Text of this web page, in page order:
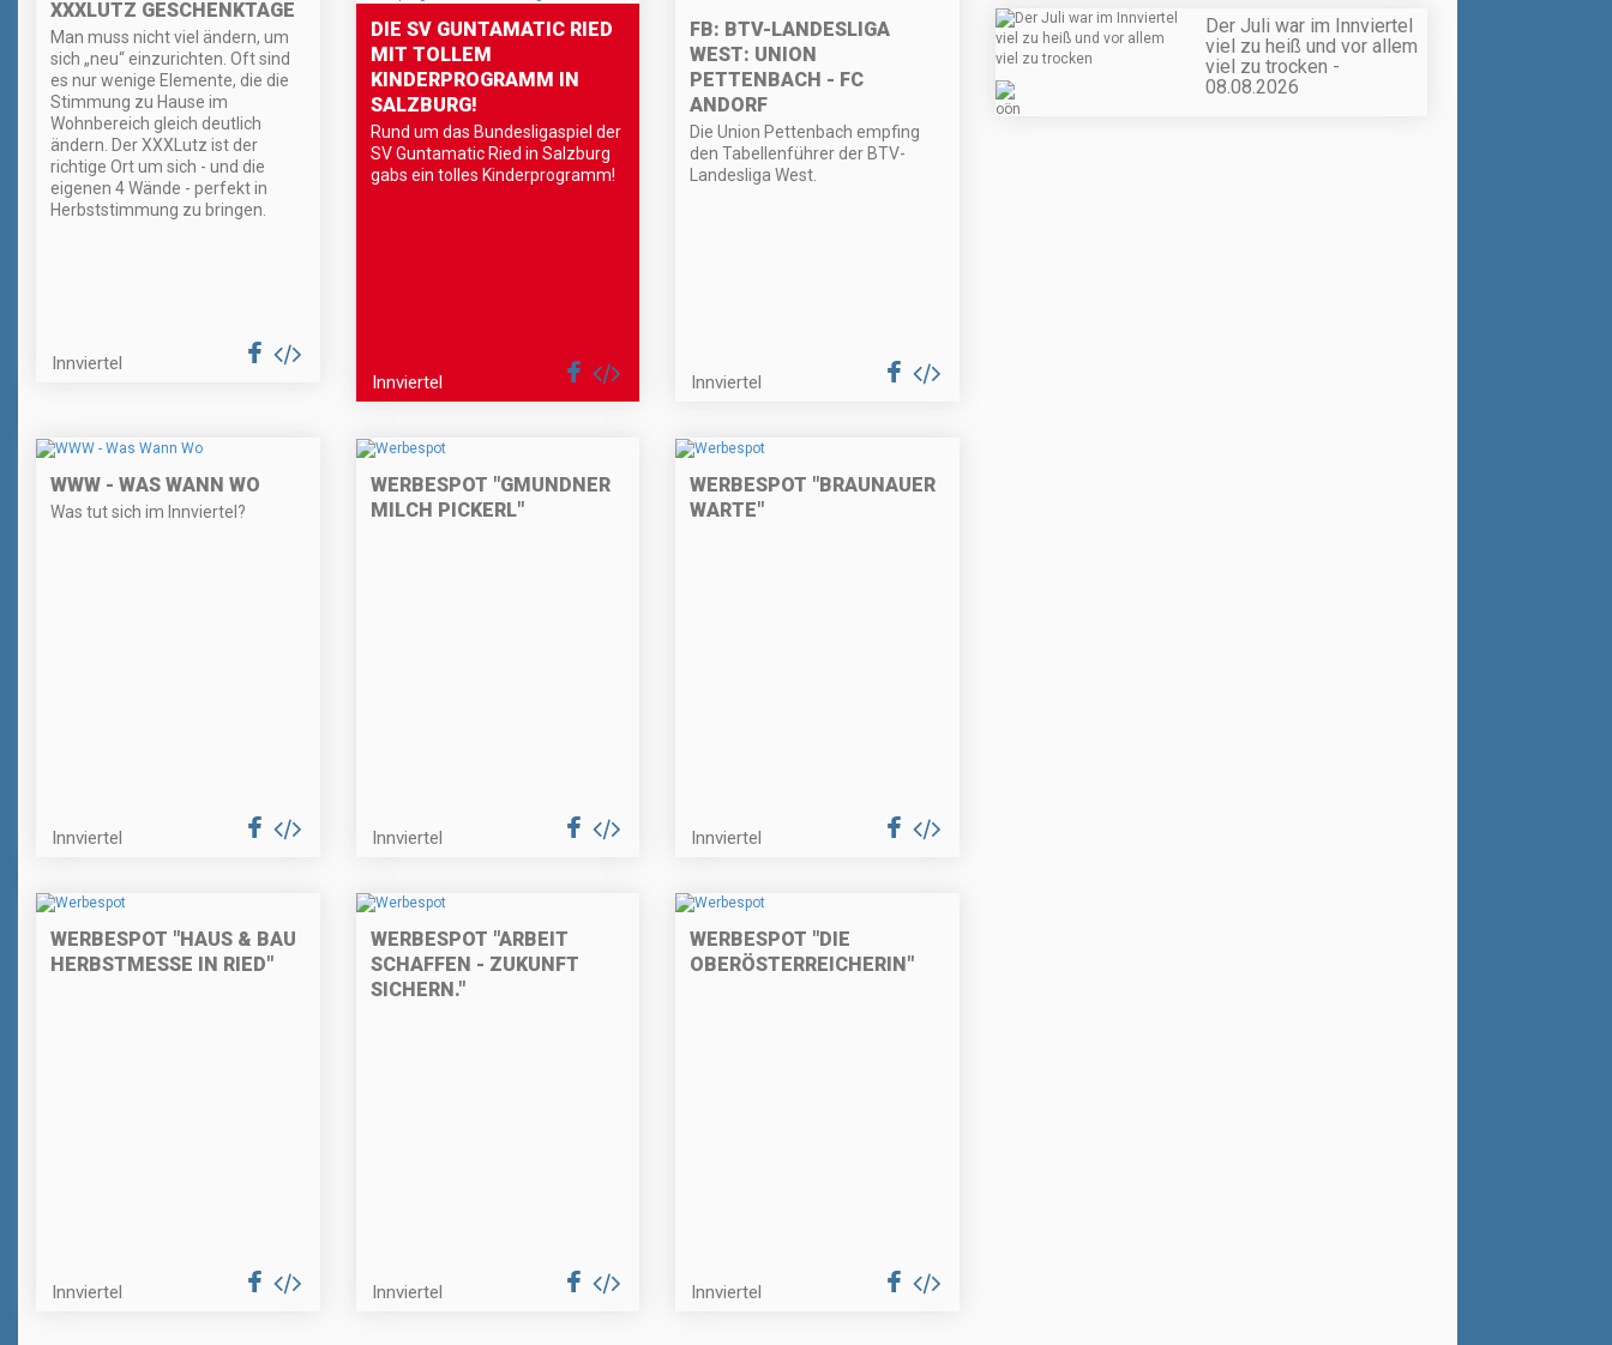
XXXLUTZ GESCHENKTAGE
Man muss nicht viel ändern, um
sich „neu“ einzurichten. Oft sind
es nur wenige Elemente, die die
Stimmung zu Hause im
Wohnbereich gleich deutlich
ändern. Der XXXLutz ist der
richtige Ort um sich - und die
eigenen 4 Wände - perfekt in
Herbststimmung zu bringen.
Innviertel
DIE SV GUNTAMATIC RIED
MIT TOLLEM
KINDERPROGRAMM IN
SALZBURG!
Rund um das Bundesligaspiel der
SV Guntamatic Ried in Salzburg
gabs ein tolles Kinderprogramm!
Innviertel
FB: BTV-LANDESLIGA
WEST: UNION
PETTENBACH - FC
ANDORF
Die Union Pettenbach empfing
den Tabellenführer der BTV-
Landesliga West.
Innviertel
WWW - WAS WANN WO
Was tut sich im Innviertel?
Innviertel
WERBESPOT "GMUNDNER
MILCH PICKERL"
Innviertel
WERBESPOT "BRAUNAUER
WARTE"
Innviertel
WERBESPOT "HAUS & BAU
HERBSTMESSE IN RIED"
Innviertel
WERBESPOT "ARBEIT
SCHAFFEN - ZUKUNFT
SICHERN."
Innviertel
WERBESPOT "DIE
OBERÖSTERREICHERIN"
Innviertel
Der Juli war im Innviertel
viel zu heiß und vor allem
viel zu trocken -
08.08.2026